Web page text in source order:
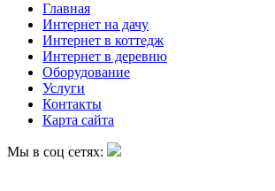
Главная
Интернет на дачу
Интернет в коттедж
Интернет в деревню
Оборудование
Услуги
Контакты
Карта сайта
Мы в соц сетях: